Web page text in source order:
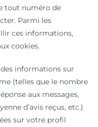
tout numéro de
Parmi les
ces informations,
cookies.
informations sur
(telles que le nombre
aux messages,
d’avis reçus, etc.)
sur votre profil